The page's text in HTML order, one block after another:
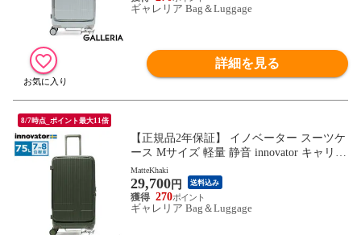
ギャレリア Bag＆Luggage
詳細を見る
8/7時点_ポイント最大11倍
【正規品2年保証】 イノベーター スーツケ
ース Mサイズ 軽量 静音 innovator キャリー
ケース ストッパー付き キャスターロック
マット おしゃれ ブランド 大きめ 7泊 8泊
Extreme Journey 75L Middle INV650DOR
MatteKhaki
29,700円 送料込み
270
ギャレリア Bag＆Luggage